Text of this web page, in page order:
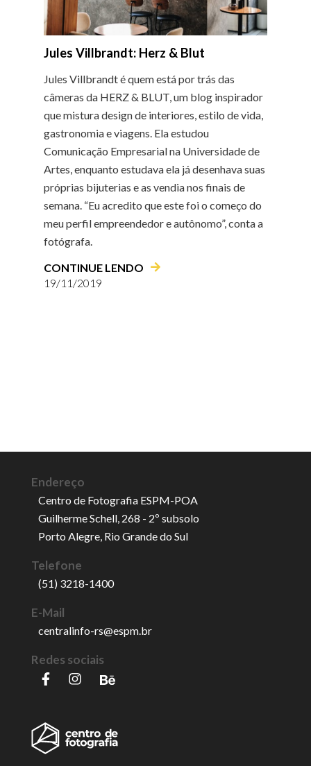
Jules Villbrandt: Herz & Blut
Jules Villbrandt é quem está por trás das
câmeras da HERZ & BLUT, um blog inspirador
que mistura design de interiores, estilo de vida,
gastronomia e viagens. Ela estudou
Comunicação Empresarial na Universidade de
Artes, enquanto estudava ela já desenhava suas
próprias bijuterias e as vendia nos finais de
semana. “Eu acredito que este foi o começo do
meu perfil empreendedor e autônomo”, conta a
fotógrafa.
19/11/2019
CONTINUE LENDO
Endereço
Centro de Fotografia ESPM-POA
Guilherme Schell, 268 - 2º subsolo
Porto Alegre, Rio Grande do Sul
Telefone
(51) 3218-1400
E-Mail
centralinfo-rs@espm.br
Redes sociais